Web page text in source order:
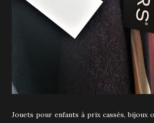
Jouets pour enfants à prix cassés, bijoux